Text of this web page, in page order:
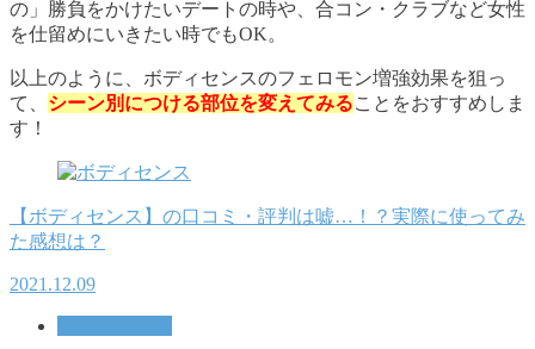
の」勝負をかけたいデートの時や、合コン・クラブなど女性
を仕留めにいきたい時でもOK。
以上のように、ボディセンスのフェロモン増強効果を狙っ
て、 シーン別につける部位を変えてみることをおすすめしま
す！
【ボディセンス】の口コミ・評判は嘘…！？実際に使ってみ
た感想は？
2021.12.09